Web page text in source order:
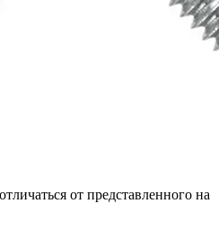
от представленного на